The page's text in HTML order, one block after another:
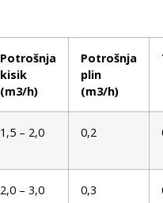
Potrošnja
kisik
(m3/h)
Potrošnja
plin
(m3/h)
1,5 – 2,0 0,2
2,0 – 3,0 0,3